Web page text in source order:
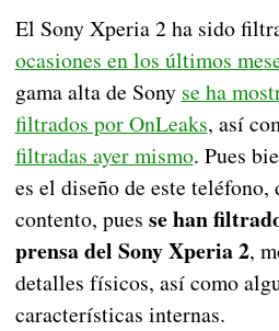
El Sony Xperia 2 ha sido
ocasiones en los últimos
gama alta de Sony se ha
filtrados por OnLeaks, así
filtradas ayer mismo. Pues
es el diseño de este teléfono,
contento, pues se han
prensa del Sony Xperia 2,
detalles físicos, así como
características internas.